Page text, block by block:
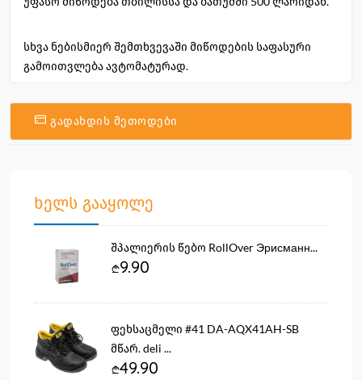
სხვა ნებისმიერ შემთხვევაში მიწოდების საფასური
გამოითვლება ავტომატურად.
გადახდის მეთოდები
ხელს გააყოლე
შპალიერის წებო RollOver Эрисманн...
9.90
ფეხსაცმელი #41 DA-AQX41AH-SB
მწარ. deli ...
49.90